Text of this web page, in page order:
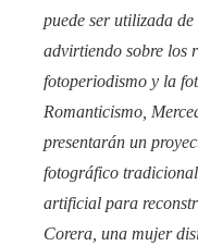
puede ser utilizada
advirtiendo sobre los
fotoperiodismo y la
Romanticismo,
presentarán un
fotográfico
artificial para
Corera, una mujer